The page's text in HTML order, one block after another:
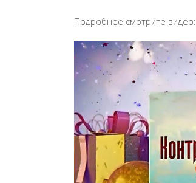
Подробнее смотрите видео: